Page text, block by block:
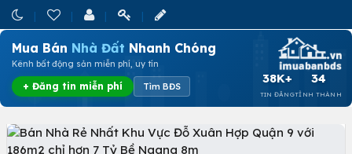
Mua Bán Nhà Đất Nhanh Chóng
Kênh bất động sản miễn phí, uy tín
+ Đăng tin miễn phí Tìm BĐS
38K+
TIN ĐĂNG
34
TỈNH THÀNH